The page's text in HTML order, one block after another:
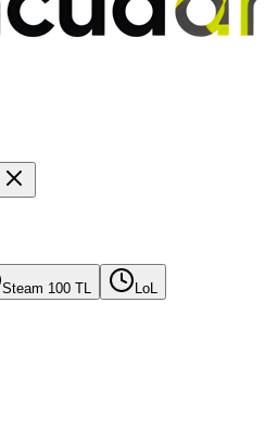
Steam 100 TL LoL